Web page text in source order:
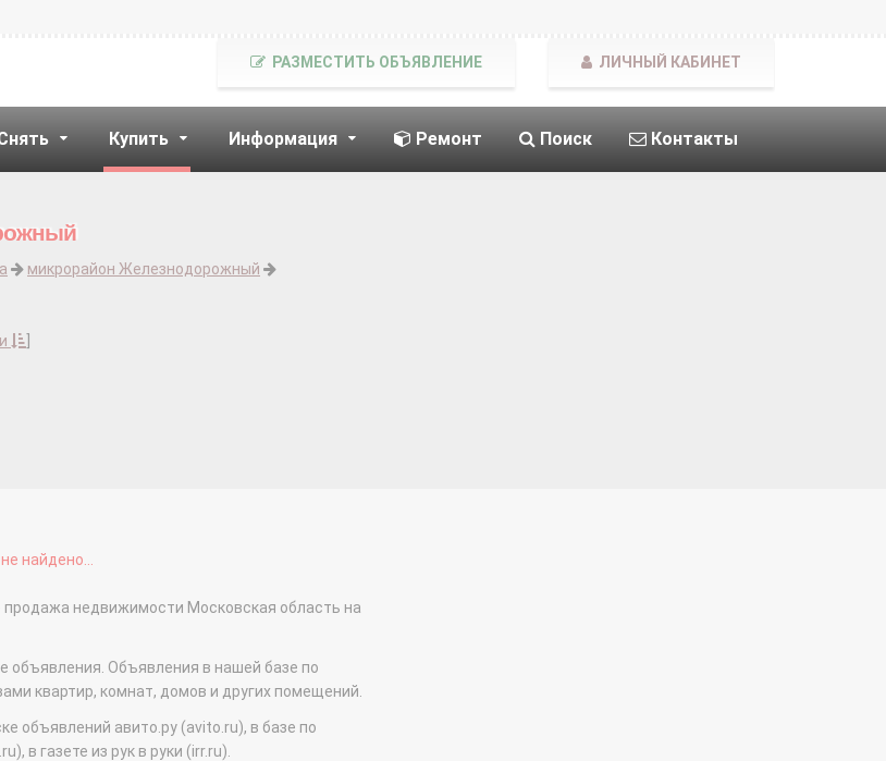
Купить Информация Ремонт Поиск Контакты
РАЗМЕСТИТЬ ОБЪЯВЛЕНИЕ ЛИЧНЫЙ КАБИНЕТ
микрорайон Железнодорожный
найдено...
недвижимости Московская область на
объявления. Объявления в нашей базе по
квартир, комнат, домов и других помещений.
объявлений авито.ру (avito.ru), в базе по
в газете из рук в руки (irr.ru).